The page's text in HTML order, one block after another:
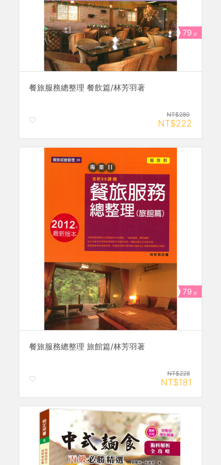
79 折
餐旅服務總整理 餐飲篇/林芳羽著
NT$280
NT$222
79 折
餐旅服務總整理 旅館篇/林芳羽著
NT$228
NT$181